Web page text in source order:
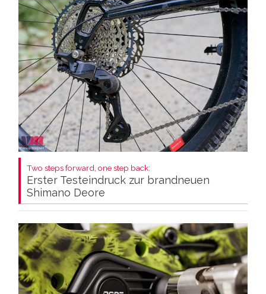
Two steps forward, one step back:
Erster Testeindruck zur brandneuen
Shimano Deore